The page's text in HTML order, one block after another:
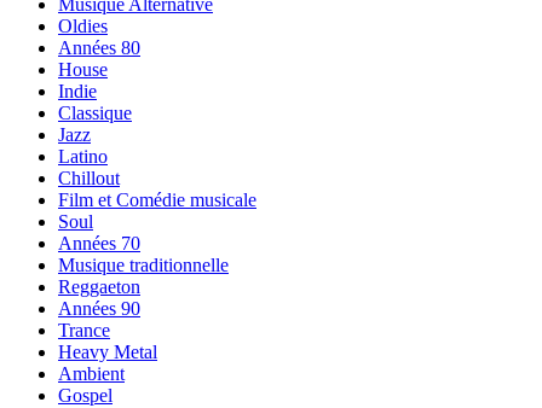
Musique Alternative
Oldies
Années 80
House
Indie
Classique
Jazz
Latino
Chillout
Film et Comédie musicale
Soul
Années 70
Musique traditionnelle
Reggaeton
Années 90
Trance
Heavy Metal
Ambient
Gospel